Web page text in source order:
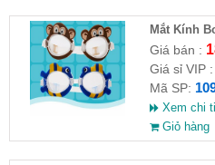
Mắt Kính
Giá bán :
Giá sỉ VIP :
Mã SP:
Xem chi
Giỏ hàng